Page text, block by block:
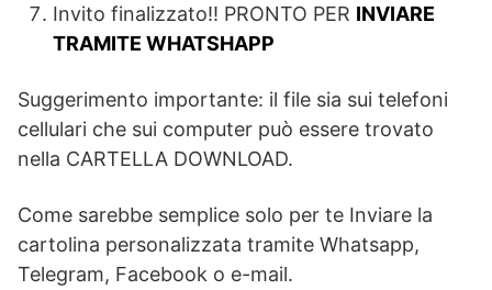
Invito finalizzato!! PRONTO PER INVIARE
TRAMITE WHATSHAPP
Suggerimento importante: il file sia sui telefoni
cellulari che sui computer può essere trovato
nella CARTELLA DOWNLOAD.
Come sarebbe semplice solo per te Inviare la
cartolina personalizzata tramite Whatsapp,
Telegram, Facebook o e-mail.